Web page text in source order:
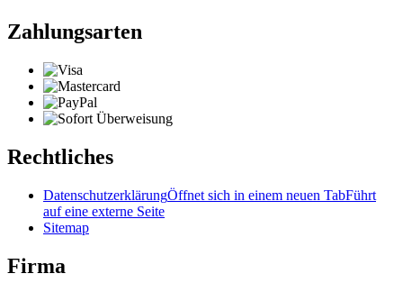
Zahlungsarten
Rechtliches
DatenschutzerklärungÖffnet sich in einem neuen TabFührt
auf eine externe Seite
Sitemap
Firma